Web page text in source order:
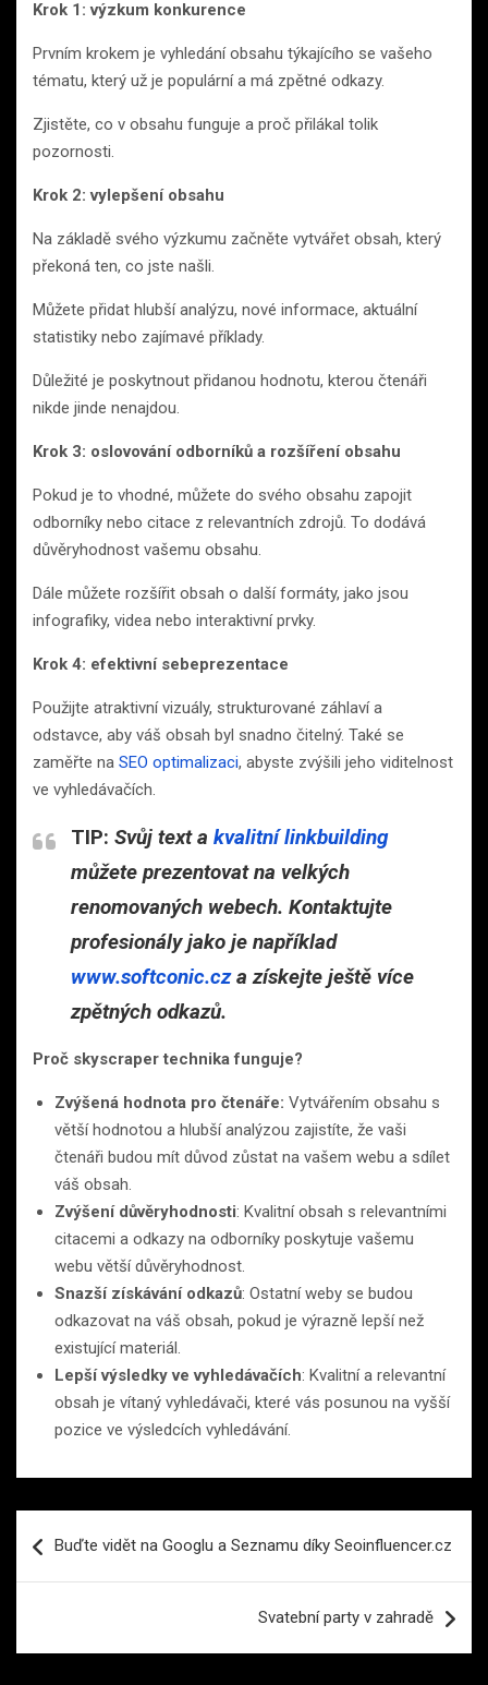
Krok 1: výzkum konkurence
Prvním krokem je vyhledání obsahu týkajícího se vašeho
tématu, který už je populární a má zpětné odkazy.
Zjistěte, co v obsahu funguje a proč přilákal tolik
pozornosti.
Krok 2: vylepšení obsahu
Na základě svého výzkumu začněte vytvářet obsah, který
překoná ten, co jste našli.
Můžete přidat hlubší analýzu, nové informace, aktuální
statistiky nebo zajímavé příklady.
Důležité je poskytnout přidanou hodnotu, kterou čtenáři
nikde jinde nenajdou.
Krok 3: oslovování odborníků a rozšíření obsahu
Pokud je to vhodné, můžete do svého obsahu zapojit
odborníky nebo citace z relevantních zdrojů. To dodává
důvěryhodnost vašemu obsahu.
Dále můžete rozšířit obsah o další formáty, jako jsou
infografiky, videa nebo interaktivní prvky.
Krok 4: efektivní sebeprezentace
Použijte atraktivní vizuály, strukturované záhlaví a
odstavce, aby váš obsah byl snadno čitelný. Také se
zaměřte na SEO optimalizaci, abyste zvýšili jeho viditelnost
ve vyhledávačích.
TIP: Svůj text a kvalitní linkbuilding
můžete prezentovat na velkých
renomovaných webech. Kontaktujte
profesionály jako je například
www.softconic.cza získejte ještě více
zpětných odkazů.
Proč skyscraper technika funguje?
Zvýšená hodnota pro čtenáře: Vytvářením obsahu s
větší hodnotou a hlubší analýzou zajistíte, že vaši
čtenáři budou mít důvod zůstat na vašem webu a sdílet
váš obsah.
Zvýšení důvěryhodnosti: Kvalitní obsah s relevantními
citacemi a odkazy na odborníky poskytuje vašemu
webu větší důvěryhodnost.
Snazší získávání odkazů: Ostatní weby se budou
odkazovat na váš obsah, pokud je výrazně lepší než
existující materiál.
Lepší výsledky ve vyhledávačích: Kvalitní a relevantní
obsah je vítaný vyhledávači, které vás posunou na vyšší
pozice ve výsledcích vyhledávání.
proBuďte vidět na Googlu a Seznamu díky Seoinfluencer.cz
Svatební party v zahradě